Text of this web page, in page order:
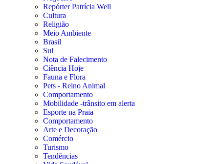
Repórter Patrícia Well
Cultura
Religião
Meio Ambiente
Brasil
Sul
Nota de Falecimento
Ciência Hoje
Fauna e Flora
Pets - Reino Animal
Comportamento
Mobilidade -trânsito em alerta
Esporte na Praia
Comportamento
Arte e Decoração
Comércio
Turismo
Tendências